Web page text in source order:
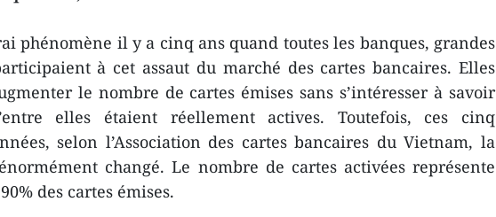
phénomène il y a cinq ans quand toutes les banques, grandes
à cet assaut du marché des cartes bancaires. Elles
le nombre de cartes émises sans s’intéresser à savoir
elles étaient réellement actives. Toutefois, ces cinq
selon l’Association des cartes bancaires du Vietnam, la
changé. Le nombre de cartes activées représente
des cartes émises.